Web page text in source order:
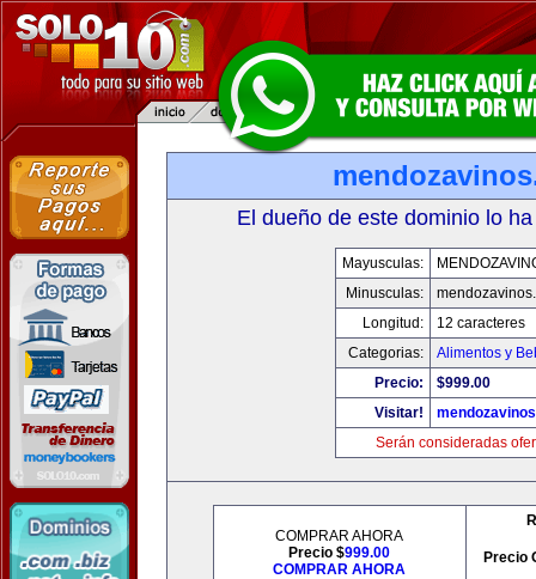
El dueño de este dominio lo
Mayusculas:
Minusculas:
Longitud:
12 caracteres
Categorias:
Alimentos y
Precio:
$999.00
Visitar!
Serán consideradas
COMPRAR AHORA
Precio $999.00
COMPRAR AHORA
Precio